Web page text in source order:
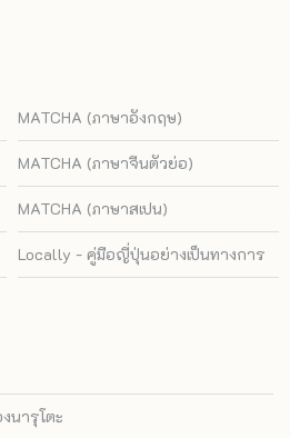
MATCHA (ภาษาอังกฤษ)
MATCHA (ภาษาจีนตัวย่อ)
MATCHA (ภาษาสเปน)
Locally - คู่มือญี่ปุ่นอย่างเป็นทางการ
นารุโตะ